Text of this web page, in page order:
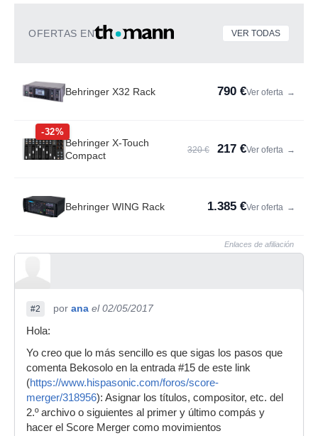
OFERTAS EN VER TODAS
Behringer X32 Rack 790 €Ver oferta →
-32%
Behringer X-Touch
Compact
320 € 217 €Ver oferta →
Behringer WING Rack 1.385 €Ver oferta →
Enlaces de afiliación
#2 por ana el 02/05/2017
Hola:
Yo creo que lo más sencillo es que sigas los pasos que
comenta Bekosolo en la entrada #15 de este link
(https://www.hispasonic.com/foros/score-
merger/318956): Asignar los títulos, compositor, etc. del
2.º archivo o siguientes al primer y último compás y
hacer el Score Merger como movimientos